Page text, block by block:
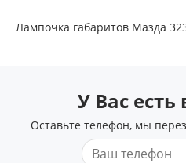
Лампочка габаритов Мазда
У Вас есть
Оставьте телефон, мы